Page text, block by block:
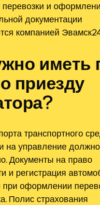
перевозки и
документации
компанией
иметь
приезду
транспортного
на управление
Документы на право
и регистрация
при оформлении
Полис страхования